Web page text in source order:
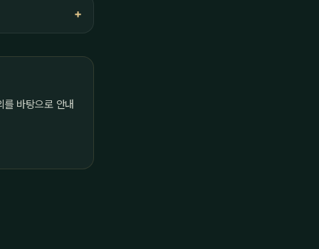
를 바탕으로 안내